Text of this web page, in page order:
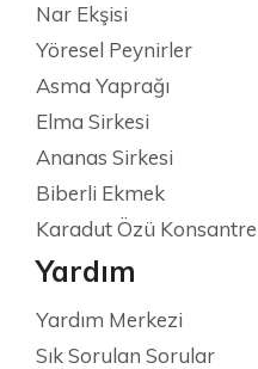
Nar Ekşisi
Yöresel Peynirler
Asma Yaprağı
Elma Sirkesi
Ananas Sirkesi
Biberli Ekmek
Karadut Özü Konsantre
Yardım
Yardım Merkezi
Sık Sorulan Sorular